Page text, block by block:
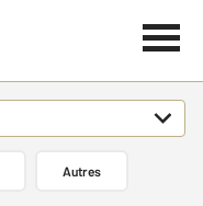
Autres